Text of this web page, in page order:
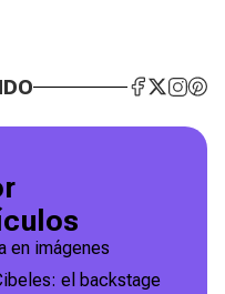
en imágenes
el backstage